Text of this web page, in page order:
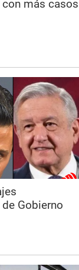
más casos
Gobierno